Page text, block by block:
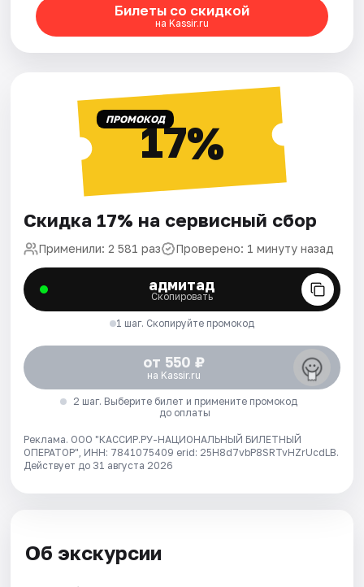
Билеты со скидкой
на Kassir.ru
ПРОМОКОД17%
Скидка 17% на сервисный сбор
Применили: 2 581 раз Проверено: 1 минуту назад
адмитад
Скопировать
1 шаг. Скопируйте промокод
от 550 ₽
на Kassir.ru
2 шаг. Выберите билет и примените промокод
до оплаты
Реклама. ООО "КАССИР.РУ-НАЦИОНАЛЬНЫЙ БИЛЕТНЫЙ
ОПЕРАТОР", ИНН: 7841075409 erid: 25H8d7vbP8SRTvHZrUcdLB.
Действует до 31 августа 2026
Об экскурсии